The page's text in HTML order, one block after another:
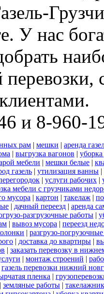
У нас
и 8-960-
рам | мешки | аренда
| выгрузка вагонов |
мебели | мешки белые |
газель | утилизация ванны |
| услуги рабочих |
мебели с грузчиками
мусора | картон | такелаж |
| дачный переезд | аренда
разгрузочные работы |
| вывоз мусора | переезд
| разгрузо-
| доставка до квартиры |
| заказать перевозку в
| монтаж строений |
газель перевозки нижний
пленка |
| земляные работы |